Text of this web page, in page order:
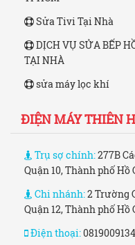
Sửa Tivi Tại Nhà
DỊCH VỤ SỬA BẾP
TẠI NHÀ
sửa máy lọc khí
ĐIỆN MÁY THIÊN
Trụ sợ chính:277B
Quận 10, Thành phố
Chi nhánh:2 Trường
Quận 12, Thành phố
Điện thoại:0819009134